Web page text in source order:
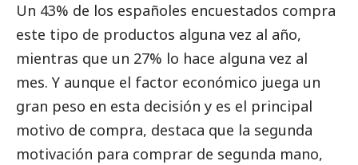
Un 43% de los españoles encuestados compra
este tipo de productos alguna vez al año,
mientras que un 27% lo hace alguna vez al
mes. Y aunque el factor económico juega un
gran peso en esta decisión y es el principal
motivo de compra, destaca que la segunda
motivación para comprar de segunda mano,